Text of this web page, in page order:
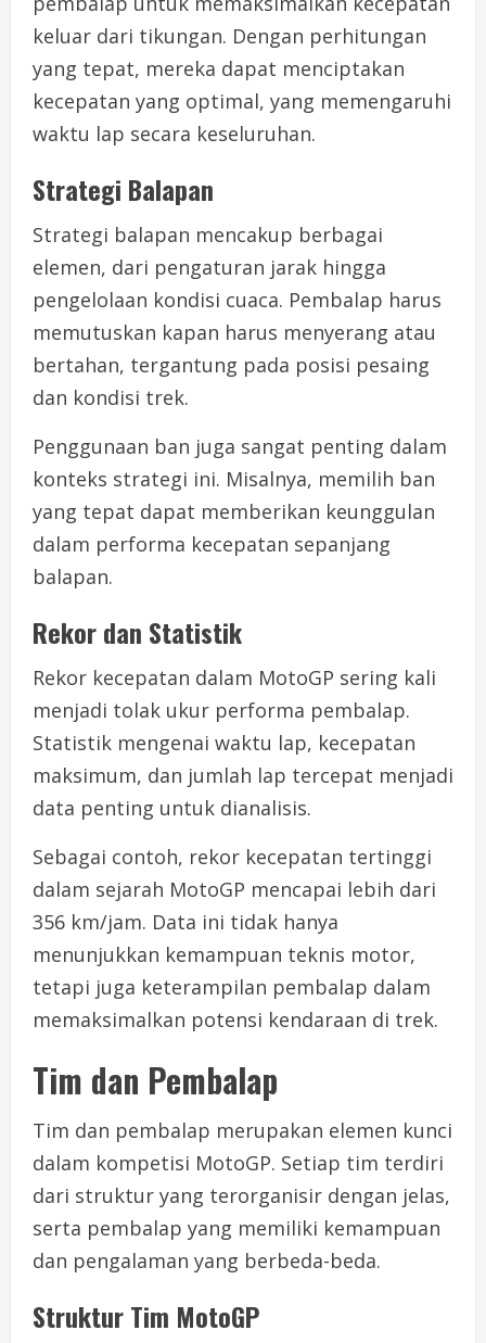
keluar dari tikungan. Dengan perhitungan
yang tepat, mereka dapat menciptakan
kecepatan yang optimal, yang memengaruhi
waktu lap secara keseluruhan.
Strategi Balapan
Strategi balapan mencakup berbagai
elemen, dari pengaturan jarak hingga
pengelolaan kondisi cuaca. Pembalap harus
memutuskan kapan harus menyerang atau
bertahan, tergantung pada posisi pesaing
dan kondisi trek.
Penggunaan ban juga sangat penting dalam
konteks strategi ini. Misalnya, memilih ban
yang tepat dapat memberikan keunggulan
dalam performa kecepatan sepanjang
balapan.
Rekor dan Statistik
Rekor kecepatan dalam MotoGP sering kali
menjadi tolak ukur performa pembalap.
Statistik mengenai waktu lap, kecepatan
maksimum, dan jumlah lap tercepat menjadi
data penting untuk dianalisis.
Sebagai contoh, rekor kecepatan tertinggi
dalam sejarah MotoGP mencapai lebih dari
356 km/jam. Data ini tidak hanya
menunjukkan kemampuan teknis motor,
tetapi juga keterampilan pembalap dalam
memaksimalkan potensi kendaraan di trek.
Tim dan Pembalap
Tim dan pembalap merupakan elemen kunci
dalam kompetisi MotoGP. Setiap tim terdiri
dari struktur yang terorganisir dengan jelas,
serta pembalap yang memiliki kemampuan
dan pengalaman yang berbeda-beda.
Struktur Tim MotoGP